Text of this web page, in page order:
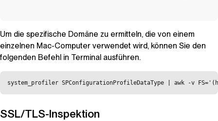
Um die spezifische Domäne zu ermitteln, die von einem
einzelnen Mac-Computer verwendet wird, können Sie den
folgenden Befehl in Terminal ausführen.
system_profiler SPConfigurationProfileDataType | awk -v
SSL/TLS-Inspektion